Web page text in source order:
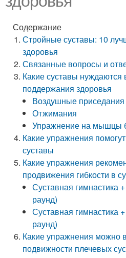
Содержание
Стройные суставы: 10
здоровья
Связанные вопросы и
Какие суставы нуждаются
поддержания здоровья
Воздушные приседания
Отжимания
Упражнение на мышцы
Какие упражнения
суставы
Какие упражнения
продвижения гибкости в
Суставная гимнастика
раунд)
Суставная гимнастика
раунд)
Какие упражнения можно
подвижности плечевых